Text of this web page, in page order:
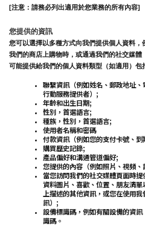
[注意：請務必列出適用於您業務的所有內容]
您提供的資訊
您可以選擇以多種方式向我們提供個人資料，
我們的商店上購物時，或通過我們的社交媒
可能提供給我們的個人資料類型（如適用）包
聯繫資訊（例如姓名、郵政地址
行動服務提供者）;
年齡和出生日期;
性別，首選語言;
種族，性別，首選語言;
使用者名稱和密碼
付款資訊（例如您的支付卡號、
購買歷史記錄;
產品偏好和溝通管道偏好;
您提供的內容（例如照片、視頻
當您訪問我們的社交媒體頁面時
資料圖片、喜歡、位置、朋友清
上描述的其他資訊，或您在使用
訊）;
設備標識碼，例如有關設備的資
識碼。